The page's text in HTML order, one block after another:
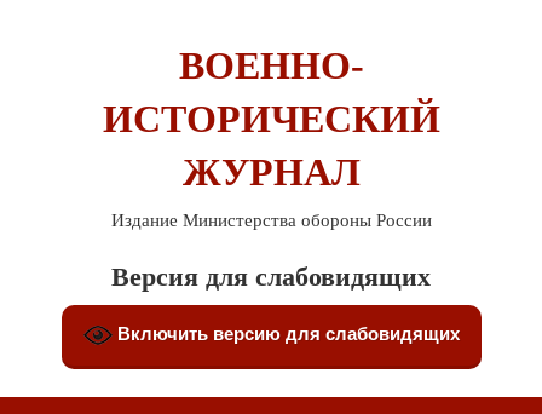
ВОЕННО-
ИСТОРИЧЕСКИЙ
ЖУРНАЛ
Издание Министерства обороны России
Версия для слабовидящих
Включить версию для слабовидящих